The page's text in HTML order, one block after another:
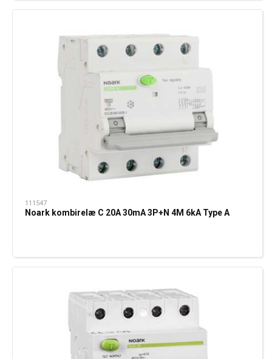
111547
Noark kombirelæ C 20A 30mA 3P+N 4M 6kA Type A